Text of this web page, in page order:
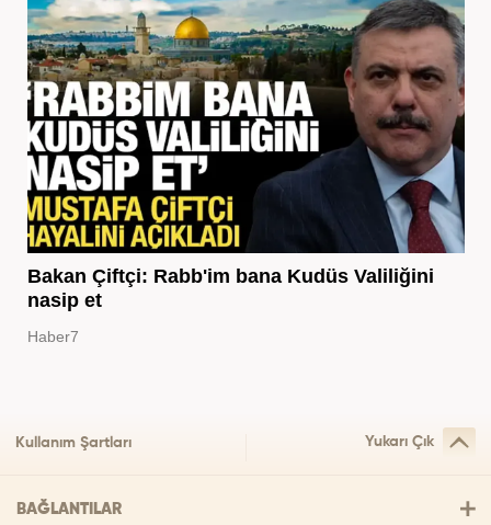
Bakan Çiftçi: Rabb'im bana Kudüs Valiliğini
nasip et
Haber7
Kullanım Şartları Yukarı Çık
BAĞLANTILAR